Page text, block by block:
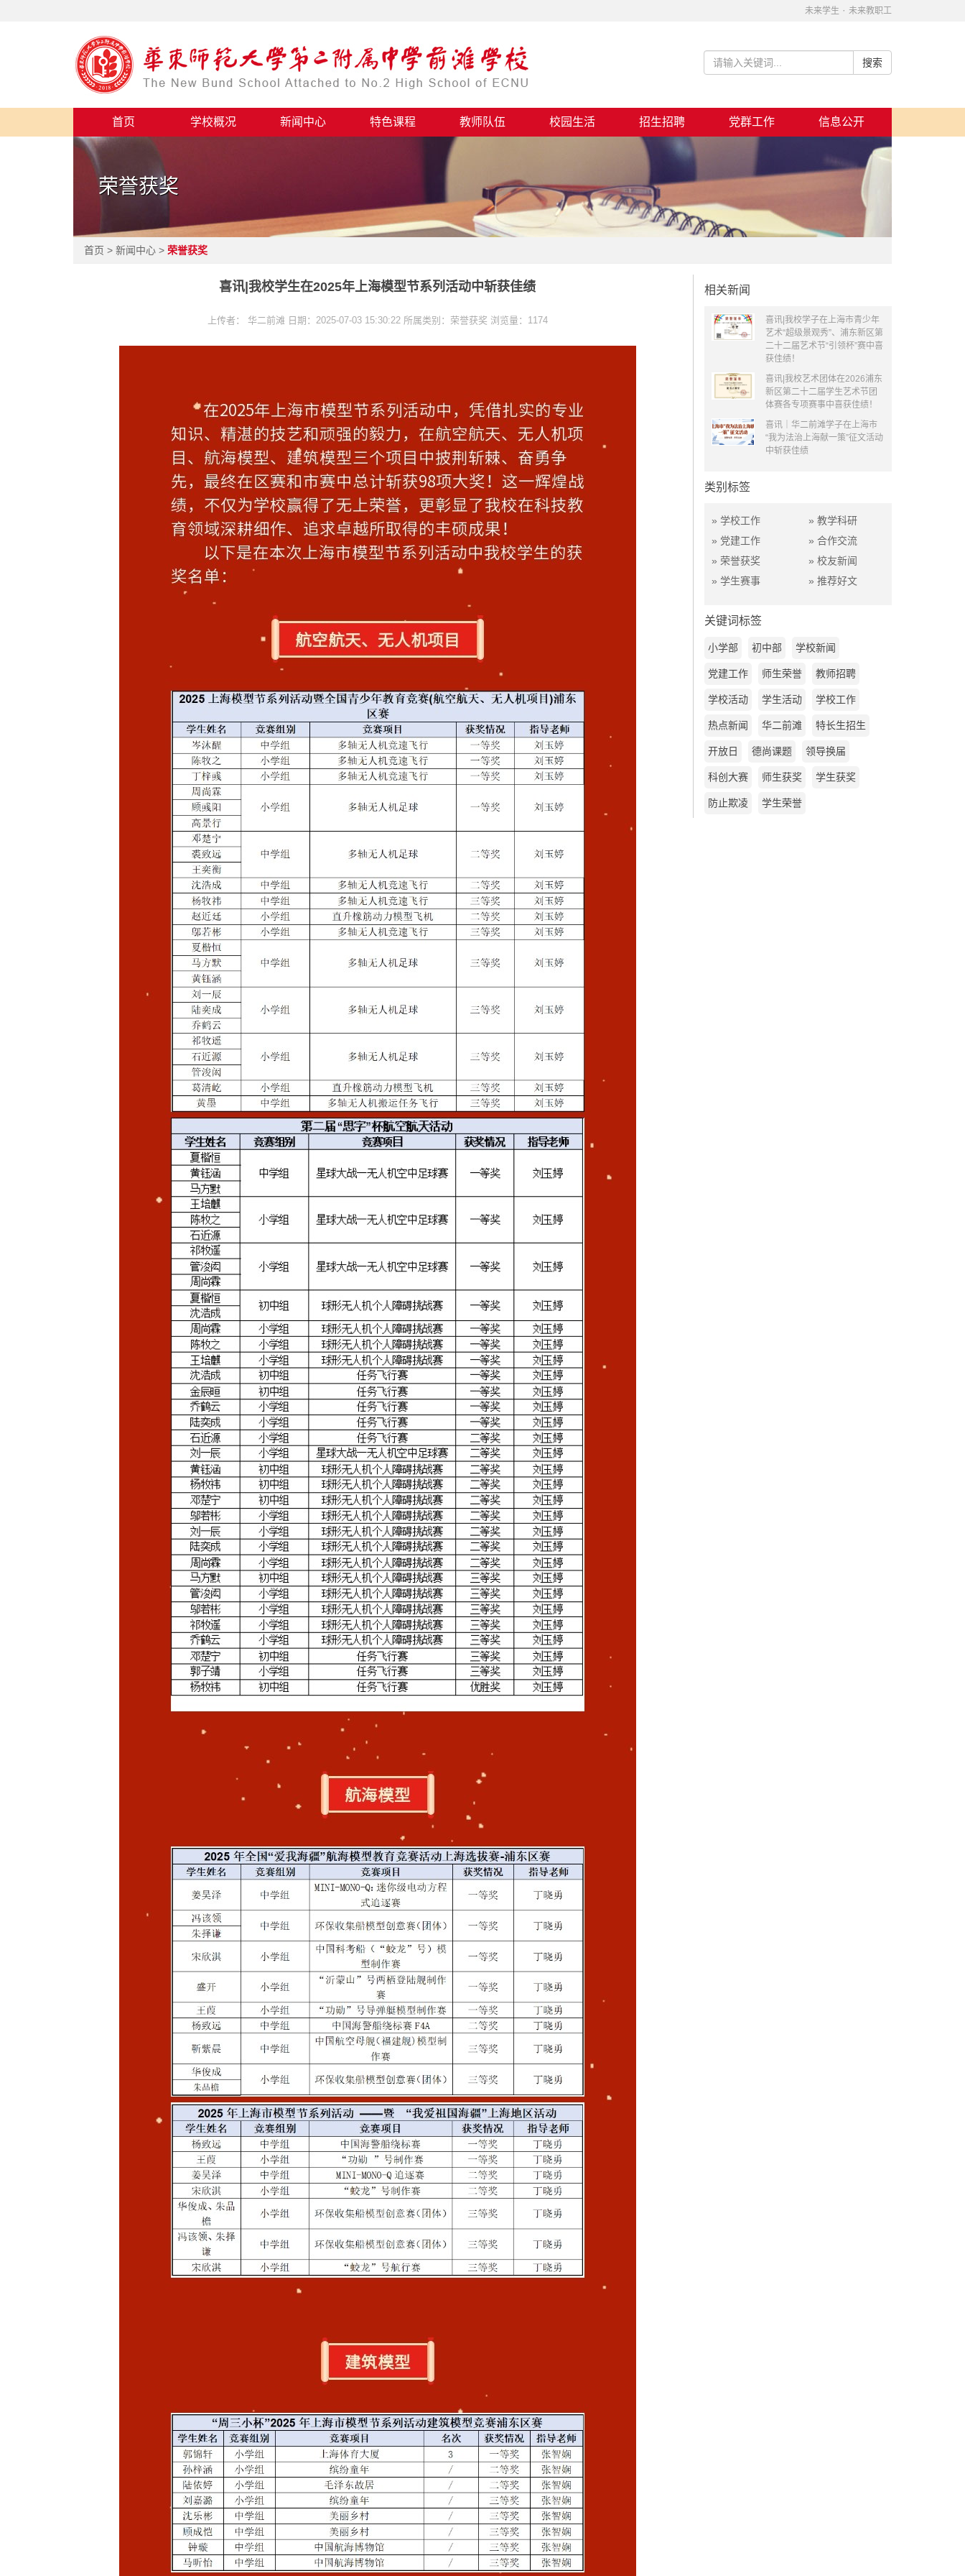
未来学生 · 未来教职工
首页 学校概况 新闻中心 特色课程 教师队伍 校园生活 招生招聘 党群工作 信息公开
荣誉获奖
首页 > 新闻中心 > 荣誉获奖
喜讯|我校学生在2025年上海模型节系列活动中斩获佳绩
上传者： 华二前滩 日期：2025-07-03 15:30:22 所属类别：荣誉获奖 浏览量：1174
相关新闻
喜讯|我校学子在上海市青少年
艺术“超级景观秀”、浦东新区第
二十二届艺术节“引领杯”赛中喜
获佳绩！
喜讯|我校艺术团体在2026浦东
新区第二十二届学生艺术节团
体赛各专项赛事中喜获佳绩！
喜讯｜华二前滩学子在上海市
“我为法治上海献一策”征文活动
中斩获佳绩
类别标签
» 学校工作
» 教学科研
» 党建工作
» 合作交流
» 荣誉获奖
» 校友新闻
» 学生赛事
» 推荐好文
关键词标签
小学部 初中部 学校新闻
党建工作 师生荣誉 教师招聘
学校活动 学生活动 学校工作
热点新闻 华二前滩 特长生招生
开放日 德尚课题 领导换届
科创大赛 师生获奖 学生获奖
防止欺凌 学生荣誉